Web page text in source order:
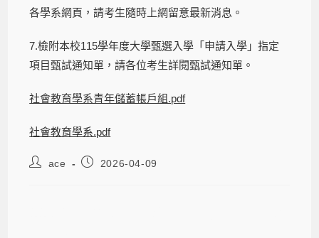
各學系網頁，請考生隨時上網留意最新消息。
7.檢附本校115學年度大學甄選入學「申請入學」指定
項目甄試通知單，請各位考生詳閱甄試通知單。
社會教育學系青年儲蓄帳戶組.pdf
社會教育學系.pdf
ace 2026-04-09